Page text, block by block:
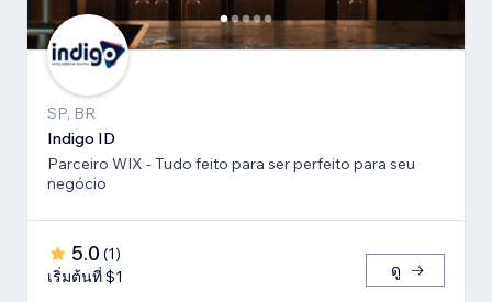
SP, BR
Indigo ID
Parceiro WIX - Tudo feito para ser perfeito para seu
negócio
5.0 (1)
เริ่มต้นที่ $1
ดู